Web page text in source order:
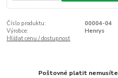
Číslo produktu:
00004-04
Výrobce:
Henrys
Hlídat cenu / dostupnost
Poštovné platit nemusíte